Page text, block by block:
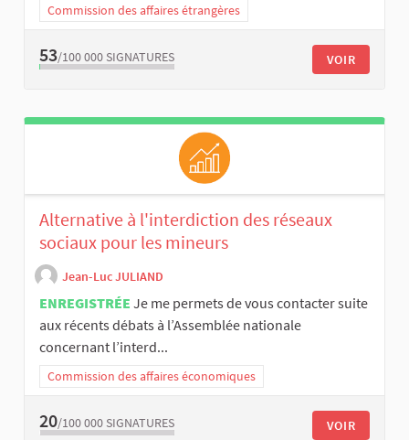
Commission des affaires étrangères
53/100 000 SIGNATURES VOIR
Alternative à l'interdiction des réseaux
sociaux pour les mineurs
Jean-Luc JULIAND
ENREGISTRÉE Je me permets de vous contacter suite
aux récents débats à l’Assemblée nationale
concernant l’interd...
Commission des affaires économiques
20/100 000 SIGNATURES VOIR